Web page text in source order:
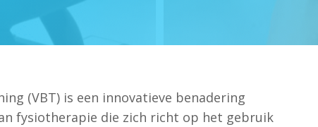
(VBT) is een innovatieve benadering
fysiotherapie die zich richt op het gebruik